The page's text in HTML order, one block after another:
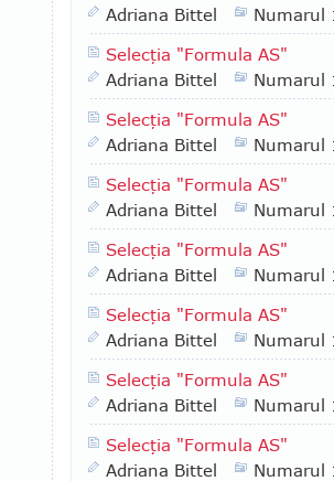
Adriana Bittel
Numarul
Selecţia "Formula AS"
Adriana Bittel
Numarul
Selecţia "Formula AS"
Adriana Bittel
Numarul
Selecţia "Formula AS"
Adriana Bittel
Numarul
Selecţia "Formula AS"
Adriana Bittel
Numarul
Selecţia "Formula AS"
Adriana Bittel
Numarul
Selecţia "Formula AS"
Adriana Bittel
Numarul
Selecţia "Formula AS"
Adriana Bittel
Numarul